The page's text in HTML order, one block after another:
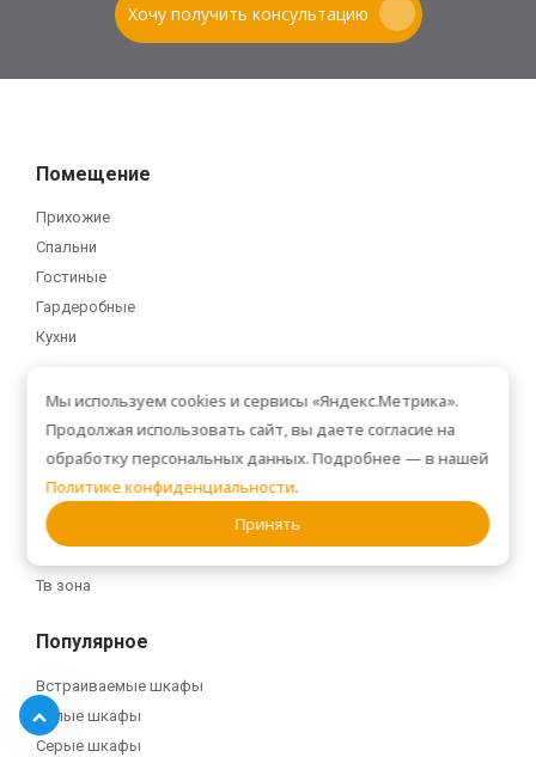
Хочу получить консультацию
Помещение
Прихожие
Спальни
Гостиные
Гардеробные
Кухни
Виды шкафов
Встроенные
Корпусные
Угловые
Распашные
Тв зона
Популярное
Встраиваемые шкафы
Белые шкафы
Серые шкафы
Мы используем cookies и сервисы «Яндекс.Метрика».
Продолжая использовать сайт, вы даете согласие на
обработку персональных данных. Подробнее — в нашей
Политике конфиденциальности.
Принять